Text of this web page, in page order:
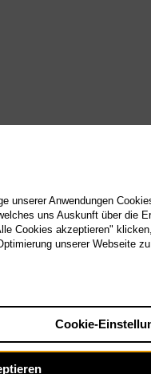
unserer Anwendungen
uns Auskunft über die
Cookies akzeptieren"
unserer Webseite
Cookie-